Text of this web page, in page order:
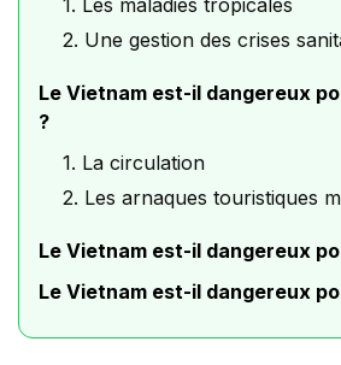
1. Les maladies tropicales
2. Une gestion des crises
Le Vietnam est-il dangereux
?
1. La circulation
2. Les arnaques touristiques
Le Vietnam est-il dangereux
Le Vietnam est-il dangereux